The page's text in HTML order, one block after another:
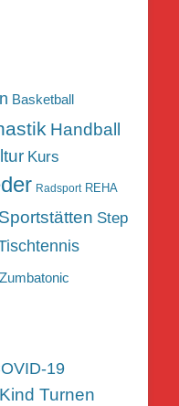
Basketball
Handball
Kurs
Radsport REHA
Sportstätten Step
Zumbatonic
19
Turnen